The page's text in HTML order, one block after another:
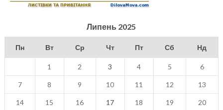
Липень 2025
Пн Вт Ср Чт Пт Сб Нд
1 2 3 4 5 6
7 8 9 10 11 12 13
14 15 16 17 18 19 20